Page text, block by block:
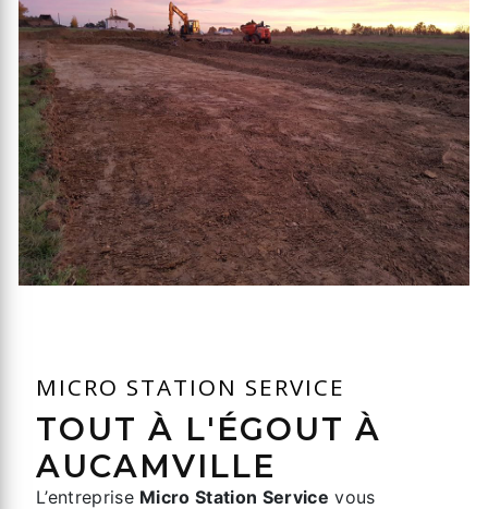
MICRO STATION SERVICE
TOUT À L'ÉGOUT À
AUCAMVILLE
L’entreprise Micro Station Service vous